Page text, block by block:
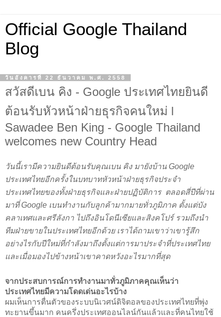
Official Google Thailand
Blog
วันอังคารที่ 22 ธันวาคม พ.ศ. 2558
สวัสดีเบน คิง - Google ประเทศไทยยินดี
ต้อนรับหัวหน้าฝ่ายธุรกิจคนใหม่ l
Sawadee Ben King - Google Thailand
welcomes new Country Head
วันนี้เรามีความยินดีต้อนรับคุณเบน คิง มายังบ้าน Google
ประเทศไทยอีกครั้งในบทบาทหัวหน้าฝ่ายธุรกิจประจำ
ประเทศไทยของทั้งฝ่ายธุรกิจและฝ่ายปฏิบัติการ  ตลอดสี่ปีที่ผ่าน
มาที่ Google เบนทำงานกับลูกค้ามากมายทั่วภูมิภาค ตั้งแต่บัง
คลาเทศและศรีลังกา ไปถึงอินโดนีเซียและสิงคโปร์ รวมถึงนำ
ทีมฝ่ายขายในประเทศไทยอีกด้วย เราได้ถามเขาว่าเขารู้สึก
อย่างไรกับปีใหม่ที่กำลังมาถึงตั้งแต่การมาประจำที่ประเทศไทย
และเมื่อมองไปข้างหน้าเขาคาดหวังอะไรมากที่สุด
จากประสบการณ์การทำงานมาทั่วภูมิภาคคุณเห็นว่า
ประเทศไทยมีความโดดเด่นอะไรบ้าง
ผมเห็นการตื่นตัวของระบบนิเวศน์ดิจิตอลของประเทศไทยที่พุ่ง
ทะยานขึ้นมาก คนครึ่งประเทศออนไลน์กันแล้วและที่คนไทยใช้